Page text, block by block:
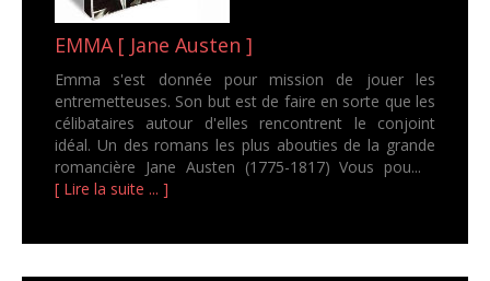
EMMA [ Jane Austen ]
Emma s'est donnée pour mission de jouer les
entremetteuses. Son but est de faire en sorte que les
célibataires autour d'elles rencontrent le conjoint
idéal. Un des romans les plus abouties de la grande
romancière Jane Austen (1775-1817) Vous pou...
[ Lire la suite ... ]